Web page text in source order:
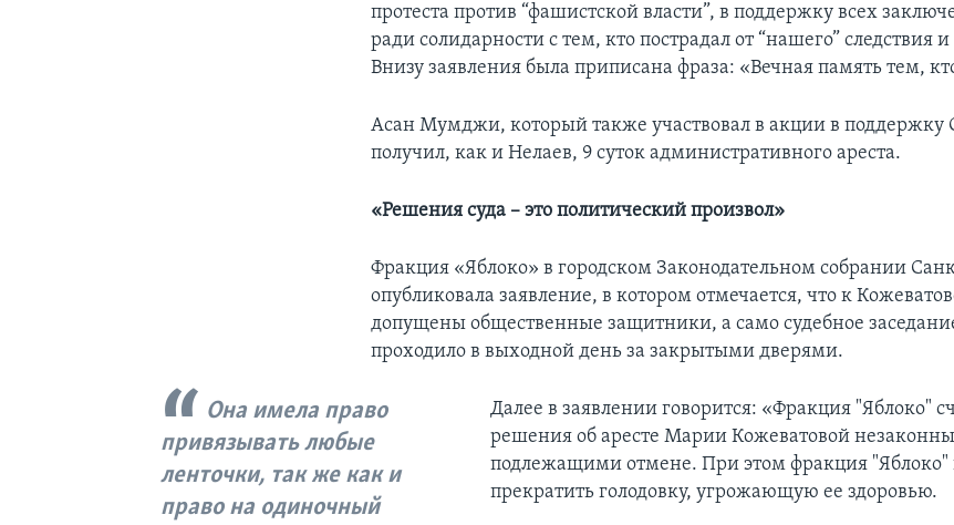
протеста против “фашистской власти”, в поддержку всех
ради солидарности с тем, кто пострадал от “нашего” следствия
Внизу заявления была приписана фраза: «Вечная память тем,
Асан Мумджи, который также участвовал в акции в поддержку
получил, как и Нелаев, 9 суток административного ареста.
«Решения суда – это политический произвол»
Фракция «Яблоко» в городском Законодательном собрании
опубликовала заявление, в котором отмечается, что к
допущены общественные защитники, а само судебное
проходило в выходной день за закрытыми дверями.
Она имела право
привязывать любые
ленточки, так же как и
право на одиночный
Далее в заявлении говорится: «Фракция "Яблоко"
решения об аресте Марии Кожеватовой
подлежащими отмене. При этом фракция "Яблоко"
прекратить голодовку, угрожающую ее здоровью.